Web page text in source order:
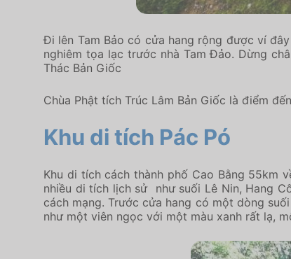
Đi lên Tam Bảo có cửa hang rộng được ví
nghiêm tọa lạc trước nhà Tam Đảo. Dừng
Thác Bản Giốc
Chùa Phật tích Trúc Lâm Bản Giốc là điểm
Khu di tích Pác Pó
Khu di tích cách thành phố Cao Bằng 55km
nhiều di tích lịch sử như suối Lê Nin, Hang
cách mạng. Trước cửa hang có một dòng
như một viên ngọc với một màu xanh rất lạ,